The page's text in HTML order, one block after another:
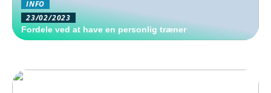
INFO
23/02/2023
Fordele ved at have en personlig træner